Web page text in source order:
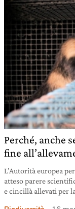
Perché, anche
fine
L’Autorità europea
atteso parere
e cincillà allevati per